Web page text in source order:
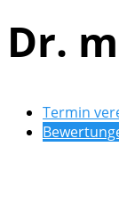
Dr.
Termin